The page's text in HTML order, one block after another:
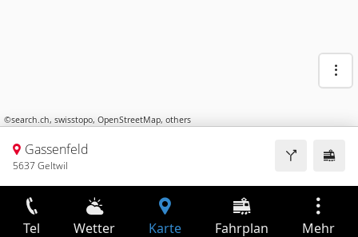
©search.ch, swisstopo, OpenStreetMap, others
Gassenfeld
5637 Geltwil
Tel Wetter Karte Fahrplan Mehr